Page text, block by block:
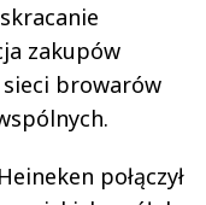
zakupów
browarów
połączył